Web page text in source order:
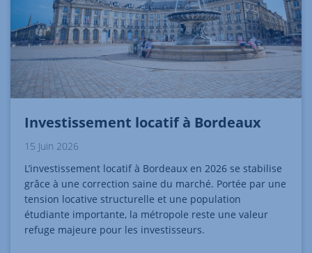
Investissement locatif à Bordeaux
15 Juin 2026
L’investissement locatif à Bordeaux en 2026 se stabilise
grâce à une correction saine du marché. Portée par une
tension locative structurelle et une population
étudiante importante, la métropole reste une valeur
refuge majeure pour les investisseurs.